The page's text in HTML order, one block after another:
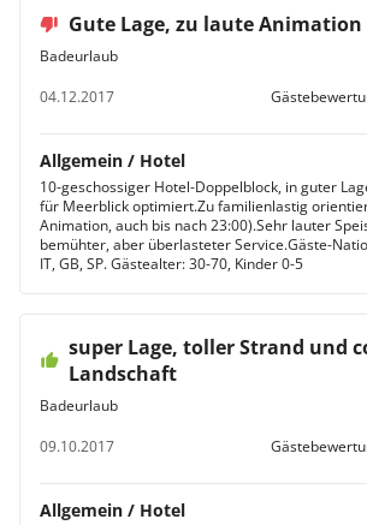
Gute Lage, zu laute Animation
Badeurlaub
04.12.2017
Allgemein / Hotel
10-geschossiger Hotel-Doppelblock, in guter
für Meerblick optimiert.Zu familienlastig
Animation, auch bis nach 23:00).Sehr lauter
bemühter, aber überlasteter Service.Gäste-
IT, GB, SP. Gästealter: 30-70, Kinder 0-5
super Lage, toller Strand und
Landschaft
Badeurlaub
09.10.2017
Allgemein / Hotel